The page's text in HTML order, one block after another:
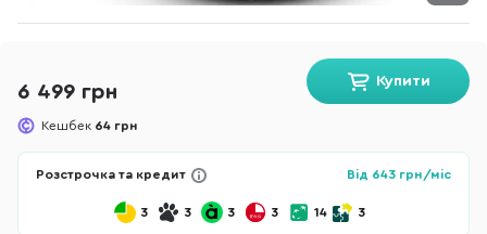
6 499 грн
Кешбек 64 грн
Купити
Розстрочка та кредит Від 643 грн/міс
3 3 3 3 14 3